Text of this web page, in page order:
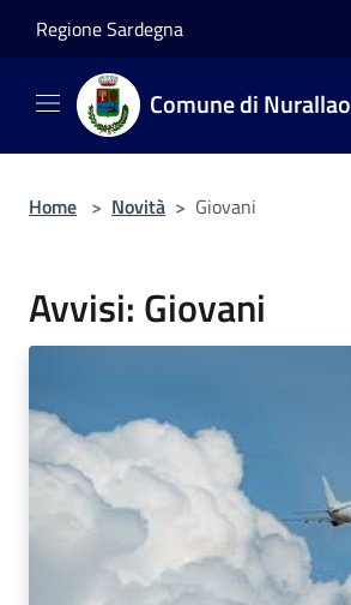
Regione Sardegna
Comune di Nurallao
Home > Novità > Giovani
Avvisi: Giovani